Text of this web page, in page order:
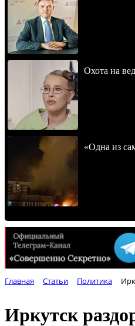
Охота на
«Одна из
Главная Статьи Политика
Иркутск